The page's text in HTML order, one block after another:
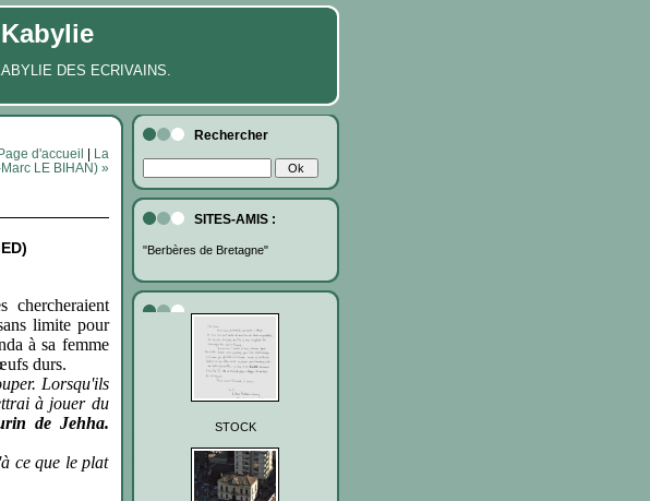
DES ECRIVAINS.
Rechercher
SITES-AMIS :
"Berbères de Bretagne"
STOCK
d'accueil | La
LE BIHAN) »
chercheraient
limite pour
à sa femme
durs.
Lorsqu'ils
à jouer du
de Jehha.
ce que le plat